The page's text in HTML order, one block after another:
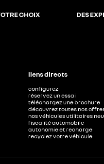
CHOIX DES
liens directs
configurez
réservez un essai
téléchargez une brochure
découvrez toutes nos
nos véhicules utilitaires
fiscalité automobile
autonomie et recharge
recyclez votre véhicule